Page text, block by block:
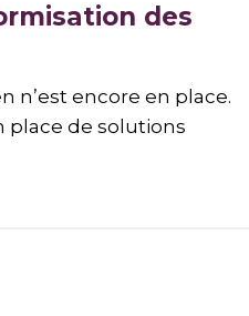
des
n’est encore en place.
place de solutions